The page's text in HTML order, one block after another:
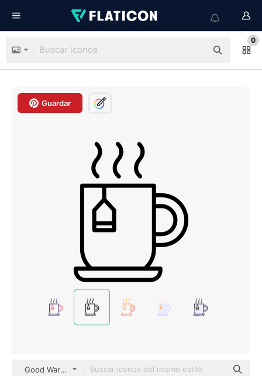
0
Guardar
Good Ware Lineal